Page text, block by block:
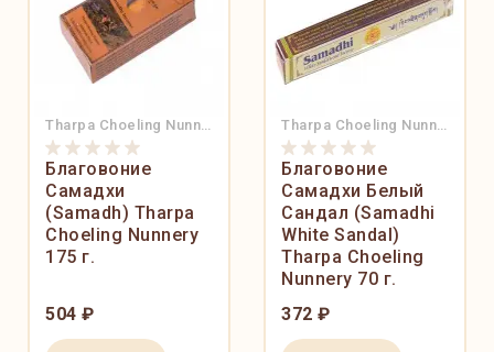
Tharpa Choeling Nunnery
Благовоние
Самадхи
(Samadh) Tharpa
Choeling Nunnery
175 г.
504 ₽
Tharpa Choeling Nunnery
Благовоние
Самадхи Белый
Сандал (Samadhi
White Sandal)
Tharpa Choeling
Nunnery 70 г.
372 ₽